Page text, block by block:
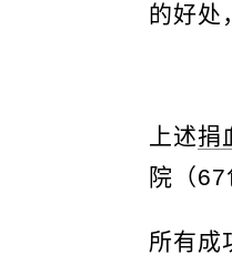
的好处
上述捐
院（67
所有成